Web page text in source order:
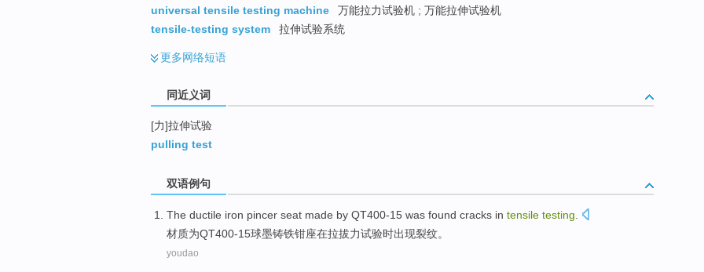
universal tensile testing machine
万能拉力试验机 ; 万能拉伸试验机
tensile-testing system
拉伸试验系统
更多网络短语
同近义词
[力]拉伸试验
pulling test
双语例句
The ductile iron pincer seat made by QT400-15 was found cracks in tensile testing
材质为QT400-15球墨铸铁钳座在拉拔力试验时出现裂纹。
youdao